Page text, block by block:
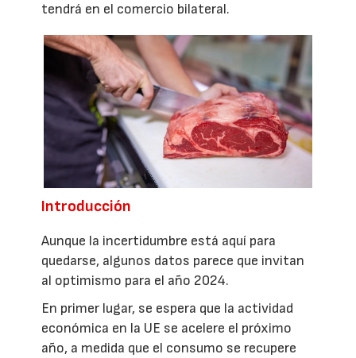
tendrá en el comercio bilateral.
Introducción
Aunque la incertidumbre está aquí para
quedarse, algunos datos parece que invitan
al optimismo para el año 2024.
En primer lugar, se espera que la actividad
económica en la UE se acelere el próximo
año, a medida que el consumo se recupere